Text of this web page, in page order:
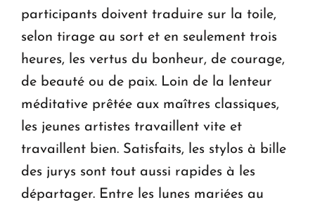
participants doivent traduire sur la toile,
selon tirage au sort et en seulement trois
heures, les vertus du bonheur, de courage,
de beauté ou de paix. Loin de la lenteur
méditative prêtée aux maîtres classiques,
les jeunes artistes travaillent vite et
travaillent bien. Satisfaits, les stylos à bille
des jurys sont tout aussi rapides à les
départager. Entre les lunes mariées au